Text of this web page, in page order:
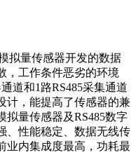
拟量传感器开发的数据
，工作条件恶劣的环境
道和1路RS485采集通道
计，能提高了传感器的兼
拟量传感器及RS485数字
、性能稳定、数据无线传
业内集成度最高，功耗最